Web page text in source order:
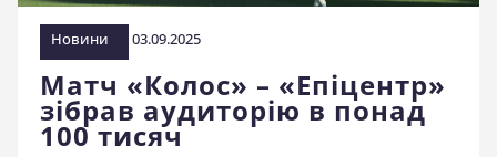
Новини 03.09.2025
Матч «Колос» – «Епіцентр»
зібрав аудиторію в понад
100 тисяч